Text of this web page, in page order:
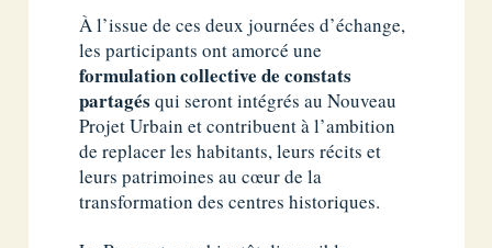
À l’issue de ces deux journées d’échange,
les participants ont amorcé une
formulation collective de constats
partagés qui seront intégrés au Nouveau
Projet Urbain et contribuent à l’ambition
de replacer les habitants, leurs récits et
leurs patrimoines au cœur de la
transformation des centres historiques.